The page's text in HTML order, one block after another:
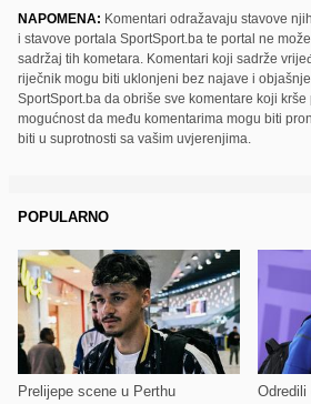
NAPOMENA: Komentari odražavaju stavove
i stavove portala SportSport.ba te portal ne
sadržaj tih kometara. Komentari koji sadrže
riječnik mogu biti uklonjeni bez najave i
SportSport.ba da obriše sve komentare koji
mogućnost da među komentarima mogu biti
biti u suprotnosti sa vašim uvjerenjima.
POPULARNO
Prelijepe scene u Perthu Odredili